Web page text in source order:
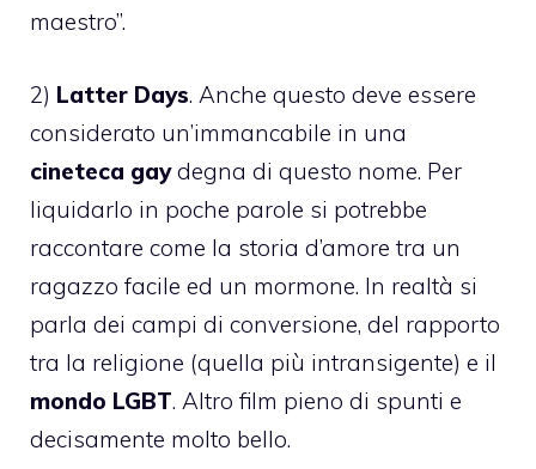
maestro”.
2) Latter Days. Anche questo deve essere
considerato un’immancabile in una
cineteca gaydegna di questo nome. Per
liquidarlo in poche parole si potrebbe
raccontare come la storia d’amore tra un
ragazzo facile ed un mormone. In realtà si
parla dei campi di conversione, del rapporto
tra la religione (quella più intransigente) e il
mondo LGBT. Altro film pieno di spunti e
decisamente molto bello.